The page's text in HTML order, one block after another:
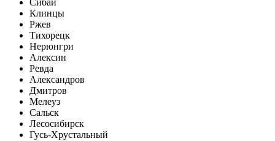
Сибай
Клинцы
Ржев
Тихорецк
Нерюнгри
Алексин
Ревда
Александров
Дмитров
Мелеуз
Сальск
Лесосибирск
Гусь-Хрустальный